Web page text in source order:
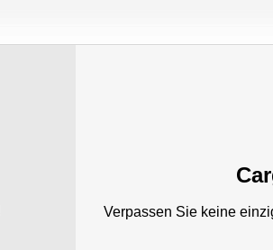
Verpassen Sie keine